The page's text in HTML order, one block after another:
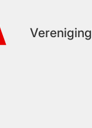
Vereniging